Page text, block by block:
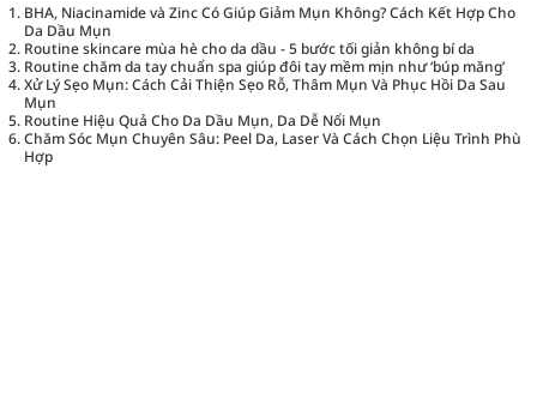
BHA, Niacinamide và Zinc Có Giúp Giảm Mụn Không? Cách Kết Hợp Cho
Da Dầu Mụn
Routine skincare mùa hè cho da dầu - 5 bước tối giản không bí da
Routine chăm da tay chuẩn spa giúp đôi tay mềm mịn như ‘búp măng’
Xử Lý Sẹo Mụn: Cách Cải Thiện Sẹo Rỗ, Thâm Mụn Và Phục Hồi Da Sau
Mụn
Routine Hiệu Quả Cho Da Dầu Mụn, Da Dễ Nổi Mụn
Chăm Sóc Mụn Chuyên Sâu: Peel Da, Laser Và Cách Chọn Liệu Trình Phù
Hợp